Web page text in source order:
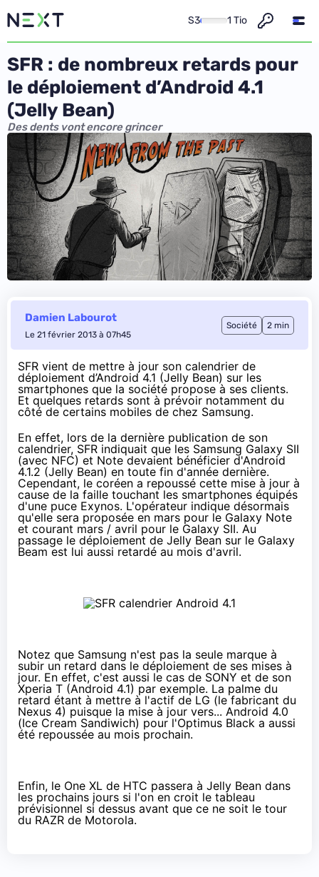
S3 1 Tio
SFR : de nombreux retards pour
le déploiement d’Android 4.1
(Jelly Bean)
Des dents vont encore grincer
Damien Labourot
Le 21 février 2013 à 07h45
Société 2 min
SFR vient de mettre à jour son calendrier de
déploiement d’Android 4.1 (Jelly Bean) sur les
smartphones que la société propose à ses clients.
Et quelques retards sont à prévoir notamment du
côté de certains mobiles de chez Samsung.
En effet, lors de la dernière publication de son
calendrier, SFR indiquait que les Samsung Galaxy SII
(avec NFC) et Note devaient bénéficier d'Android
4.1.2 (Jelly Bean) en toute fin d'année dernière.
Cependant, le coréen a repoussé cette mise à jour à
cause de la faille touchant les smartphones équipés
d'une puce Exynos. L'opérateur indique désormais
qu'elle sera proposée en mars pour le Galaxy Note
et courant mars / avril pour le Galaxy SII. Au
passage le déploiement de Jelly Bean sur le Galaxy
Beam est lui aussi retardé au mois d'avril.
Notez que Samsung n'est pas la seule marque à
subir un retard dans le déploiement de ses mises à
jour. En effet, c'est aussi le cas de SONY et de son
Xperia T (Android 4.1) par exemple. La palme du
retard étant à mettre à l'actif de LG (le fabricant du
Nexus 4) puisque la mise à jour vers... Android 4.0
(Ice Cream Sandiwich) pour l'Optimus Black a aussi
été repoussée au mois prochain.
Enfin, le One XL de HTC passera à Jelly Bean dans
les prochains jours si l'on en croit le tableau
prévisionnel si dessus avant que ce ne soit le tour
du RAZR de Motorola.